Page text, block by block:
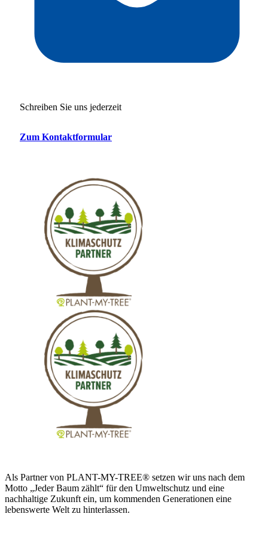
Schreiben Sie uns jederzeit
Zum Kontaktformular
Als Partner von PLANT-MY-TREE® setzen wir uns nach dem
Motto „Jeder Baum zählt“ für den Umweltschutz und eine
nachhaltige Zukunft ein, um kommenden Generationen eine
lebenswerte Welt zu hinterlassen.